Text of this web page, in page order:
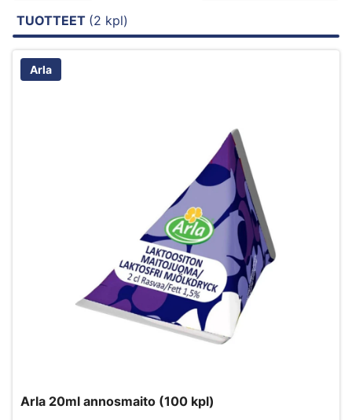
TUOTTEET (2 kpl)
Arla
Arla 20ml annosmaito (100 kpl)